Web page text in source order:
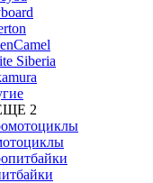
Siberia
2